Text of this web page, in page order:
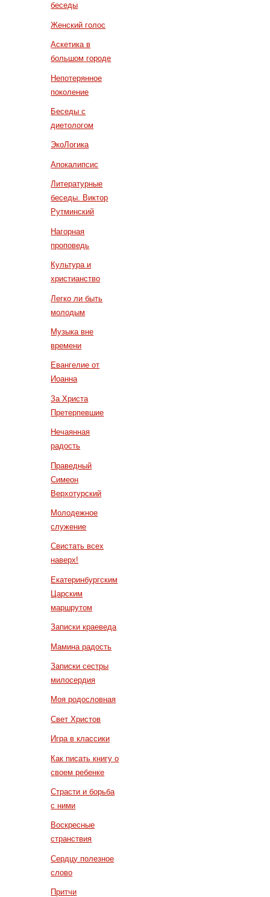
беседы
Женский голос
Аскетика в
большом городе
Непотерянное
поколение
Беседы с
диетологом
ЭкоЛогика
Апокалипсис
Литературные
беседы. Виктор
Рутминский
Нагорная
проповедь
Культура и
христианство
Легко ли быть
молодым
Музыка вне
времени
Евангелие от
Иоанна
За Христа
Претерпевшие
Нечаянная
радость
Праведный
Симеон
Верхотурский
Молодежное
служение
Свистать всех
наверх!
Екатеринбургским
Царским
маршрутом
Записки краеведа
Мамина радость
Записки сестры
милосердия
Моя родословная
Свет Христов
Игра в классики
Как писать книгу о
своем ребенке
Страсти и борьба
с ними
Воскресные
странствия
Сердцу полезное
слово
Притчи